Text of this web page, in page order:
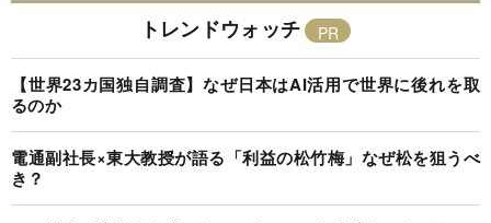
トレンドウォッチ
【世界23カ国独自調査】なぜ日本はAI活用で世界に後れを取
るのか
電通副社長×東大教授が語る「利益の松竹梅」なぜ松を狙うべ
き？